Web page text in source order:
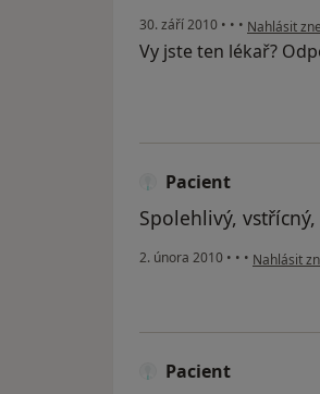
30. září 2010 • • • podle
Nahlásit
Vy jste ten lékař?
Pacient
Spolehlivý,
2. února 2010 • • • podle
Nahlásit
Pacient